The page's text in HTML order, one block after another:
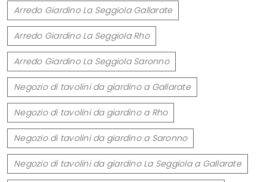
Arredo Giardino La Seggiola Gallarate
Arredo Giardino La Seggiola Rho
Arredo Giardino La Seggiola Saronno
Negozio di tavolini da giardino a Gallarate
Negozio di tavolini da giardino a Rho
Negozio di tavolini da giardino a Saronno
Negozio di tavolini da giardino La Seggiola a Gallarate